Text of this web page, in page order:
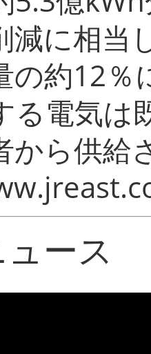
減に相当
の約12％
る電気は
から供給
ース